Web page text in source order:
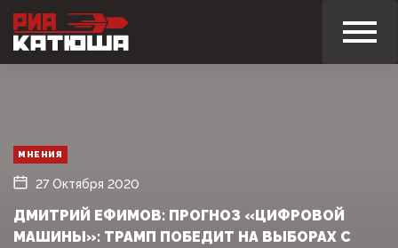
МНЕНИЯ
27 Октября 2020
ДМИТРИЙ ЕФИМОВ: ПРОГНОЗ «ЦИФРОВОЙ
МАШИНЫ»: ТРАМП ПОБЕДИТ НА ВЫБОРАХ С